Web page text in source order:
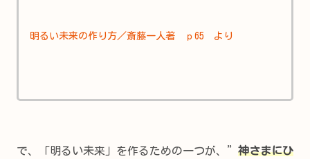
明るい未来の作り方／斎藤一人著 ｐ65 より
で、「明るい未来」を作るための一つが、” 神さまにひ